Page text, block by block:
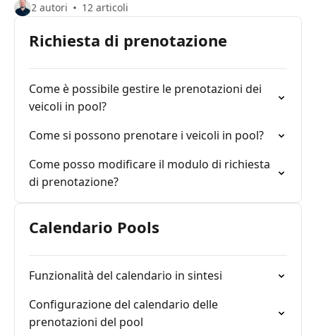
2 autori 12 articoli
Richiesta di prenotazione
Come è possibile gestire le prenotazioni dei
veicoli in pool?
Come si possono prenotare i veicoli in pool?
Come posso modificare il modulo di richiesta
di prenotazione?
Calendario Pools
Funzionalità del calendario in sintesi
Configurazione del calendario delle
prenotazioni del pool